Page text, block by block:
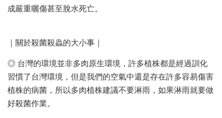
成嚴重曬傷甚至脫水死亡。
｜關於殺菌殺蟲的大小事｜
◎ 台灣的環境並非多肉原生環境，許多植株都是經過訓化
習慣了台灣環境，但是我們的空氣中還是存在許多容易傷害
植株的病菌，所以多肉植株建議不要淋雨，如果淋雨就要做
好殺菌作業。